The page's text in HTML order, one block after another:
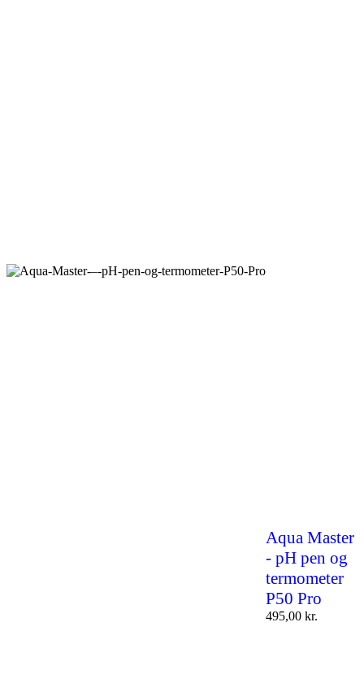
Aqua Master
- pH pen og
termometer
P50 Pro
495,00 kr.